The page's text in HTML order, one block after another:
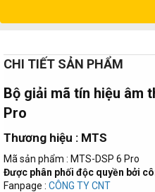
CHI TIẾT SẢN PHẨM
Bộ giải mã tín hiệu âm
Pro​
Thương hiệu : MTS​
Mã sản phẩm : MTS-DSP 6 Pro
Được phân phối độc quyền bởi
Fanpage : CÔNG TY CNT